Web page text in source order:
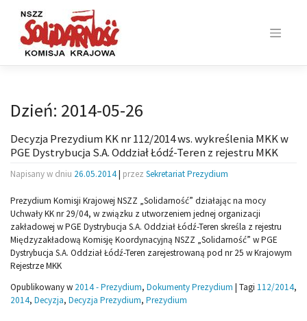
content
Dzień: 2014-05-26
Decyzja Prezydium KK nr 112/2014 ws. wykreślenia MKK w
PGE Dystrybucja S.A. Oddział Łódź-Teren z rejestru MKK
Napisany w dniu 26.05.2014| przez Sekretariat Prezydium
Prezydium Komisji Krajowej NSZZ „Solidarność” działając na mocy
Uchwały KK nr 29/04, w związku z utworzeniem jednej organizacji
zakładowej w PGE Dystrybucja S.A. Oddział Łódź-Teren skreśla z rejestru
Międzyzakładową Komisję Koordynacyjną NSZZ „Solidarność” w PGE
Dystrybucja S.A. Oddział Łódź-Teren zarejestrowaną pod nr 25 w Krajowym
Rejestrze MKK
Opublikowany w 2014 - Prezydium, Dokumenty Prezydium | Tagi 112/2014,
2014, Decyzja, Decyzja Prezydium, Prezydium